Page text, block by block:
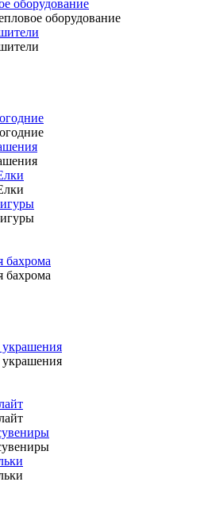
оборудование
оборудование
бахрома
бахрома